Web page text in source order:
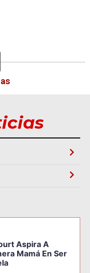
Aspira A
Mamá En Ser